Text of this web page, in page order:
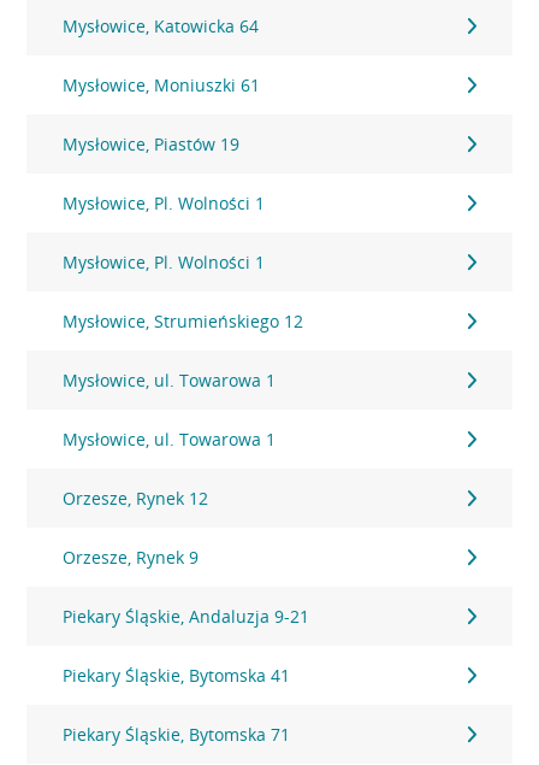
Mysłowice, Katowicka 64
Mysłowice, Moniuszki 61
Mysłowice, Piastów 19
Mysłowice, Pl. Wolności 1
Mysłowice, Pl. Wolności 1
Mysłowice, Strumieńskiego 12
Mysłowice, ul. Towarowa 1
Mysłowice, ul. Towarowa 1
Orzesze, Rynek 12
Orzesze, Rynek 9
Piekary Śląskie, Andaluzja 9-21
Piekary Śląskie, Bytomska 41
Piekary Śląskie, Bytomska 71